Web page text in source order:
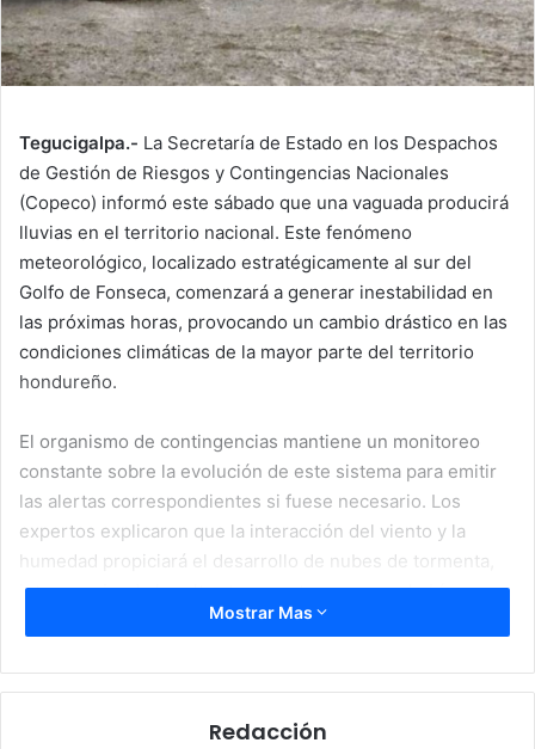
Tegucigalpa.- La Secretaría de Estado en los Despachos
de Gestión de Riesgos y Contingencias Nacionales
(Copeco) informó este sábado que una vaguada producirá
lluvias en el territorio nacional. Este fenómeno
meteorológico, localizado estratégicamente al sur del
Golfo de Fonseca, comenzará a generar inestabilidad en
las próximas horas, provocando un cambio drástico en las
condiciones climáticas de la mayor parte del territorio
hondureño.
El organismo de contingencias mantiene un monitoreo
constante sobre la evolución de este sistema para emitir
las alertas correspondientes si fuese necesario. Los
expertos explicaron que la interacción del viento y la
humedad propiciará el desarrollo de nubes de tormenta,
interrumpiendo las altas temperaturas que se habían
registrado recientemente.Mostrar Mas
Redacción